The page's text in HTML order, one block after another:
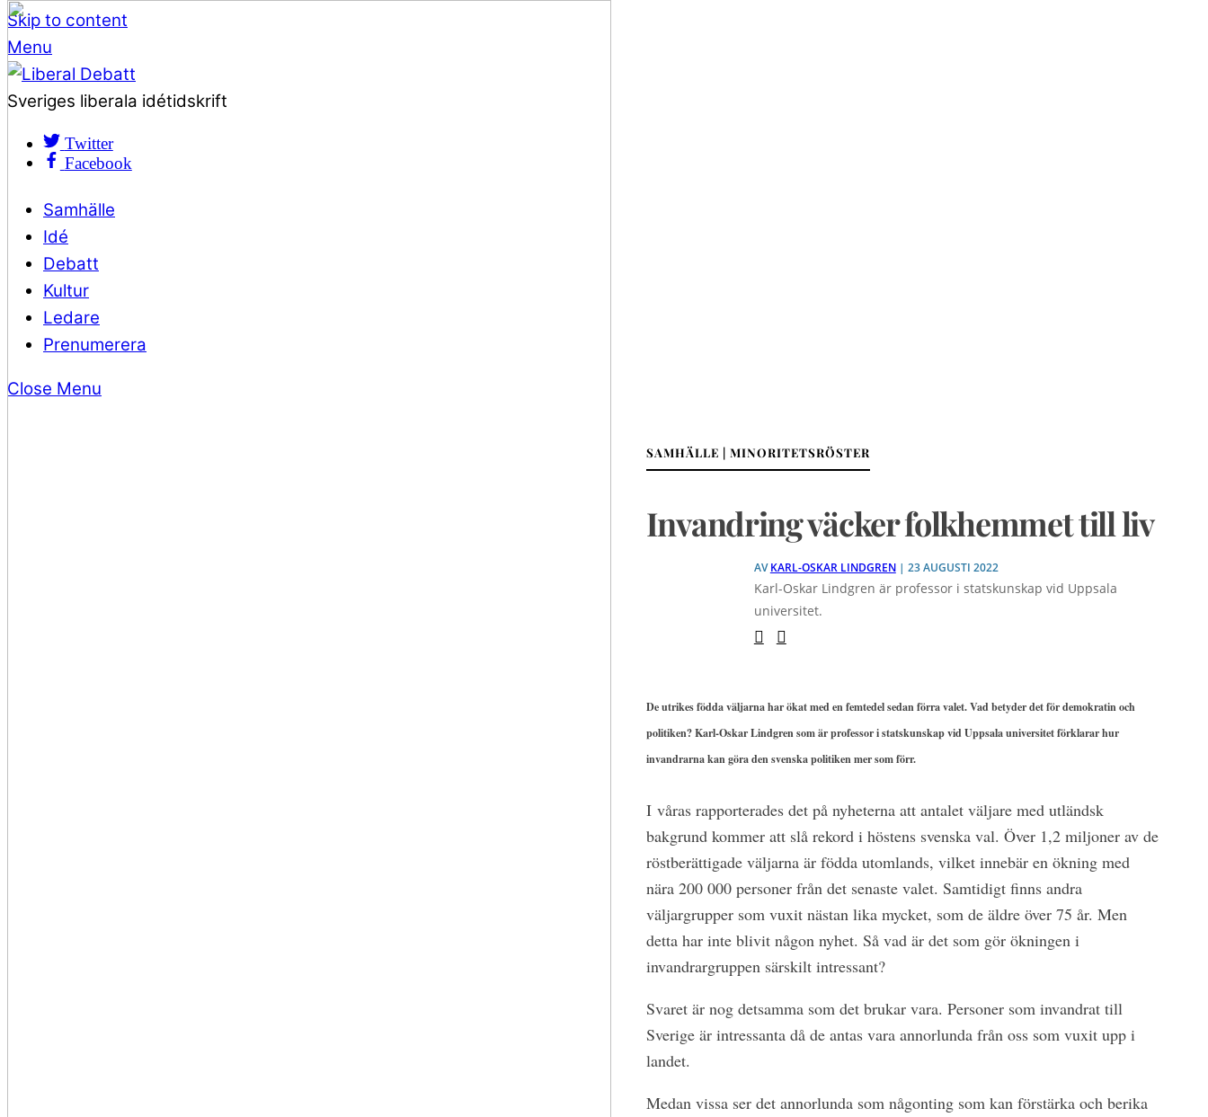
Skip to content
Menu
Sveriges liberala idétidskrift
Twitter
Facebook
Samhälle
Idé
Debatt
Kultur
Ledare
Prenumerera
Close Menu
SAMHÄLLE | MINORITETSRÖSTER
Invandring väcker folkhemmet till liv
AVKARL-OSKAR LINDGREN| 23 AUGUSTI 2022
Karl-Oskar Lindgren är professor i statskunskap vid Uppsala
universitet.
De utrikes födda väljarna har ökat med en femtedel sedan förra valet. Vad betyder det för demokratin och
politiken? Karl-Oskar Lindgren som är professor i statskunskap vid Uppsala universitet förklarar hur
invandrarna kan göra den svenska politiken mer som förr.
I våras rapporterades det på nyheterna att antalet väljare med utländsk
bakgrund kommer att slå rekord i höstens svenska val. Över 1,2 miljoner av de
röstberättigade väljarna är födda utomlands, vilket innebär en ökning med
nära 200 000 personer från det senaste valet. Samtidigt finns andra
väljargrupper som vuxit nästan lika mycket, som de äldre över 75 år. Men
detta har inte blivit någon nyhet. Så vad är det som gör ökningen i
invandrargruppen särskilt intressant?
Svaret är nog detsamma som det brukar vara. Personer som invandrat till
Sverige är intressanta då de antas vara annorlunda från oss som vuxit upp i
landet.
Medan vissa ser det annorlunda som någonting som kan förstärka och berika